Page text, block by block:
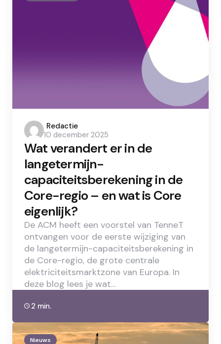
Posted
by
Redactie
10 december 2025
Wat verandert er in de
langetermijn-
capaciteitsberekening in de
Core-regio – en wat is Core
eigenlijk?
De ACM heeft een voorstel van TenneT
ontvangen voor de eerste wijziging van
de langetermijn-capaciteitsberekening in
de Core-regio, de grote centrale
elektriciteitsmarktzone van Europa. In
deze blog lees je wat…
2 min.
Nieuws